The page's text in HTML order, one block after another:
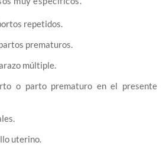
repetidos.
prematuros.
múltiple.
o parto prematuro en el presente
uterino.